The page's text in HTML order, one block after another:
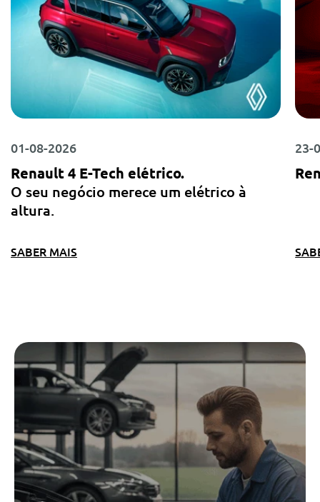
01-08-2026
Renault 4 E-Tech elétrico.
O seu negócio merece um elétrico à
altura.
SABER MAIS
23-